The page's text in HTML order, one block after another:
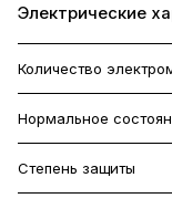
Электрические
Количество
Нормальное
Степень защиты